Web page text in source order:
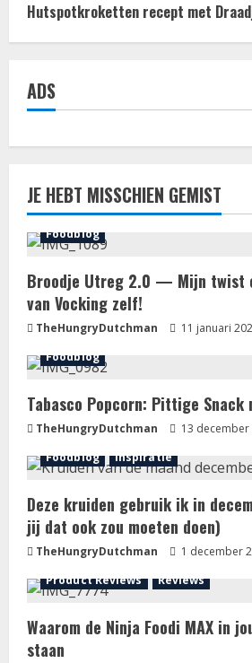
Hutspotkroketten recept met
ADS
JE HEBT MISSCHIEN GEMIST
Foodblog
Broodje Utreg 2.0 — Mijn twist
van Vocking zelf!
TheHungryDutchman
11 januari
Foodblog
Tabasco Popcorn: Pittige Snack
TheHungryDutchman
13 december
Foodblog
Inspiratie
Deze kruiden gebruik ik in
jij dat ook zou moeten doen)
TheHungryDutchman
1 december
Product Reviews
Reviews
Waarom de Ninja Foodi MAX in
staan